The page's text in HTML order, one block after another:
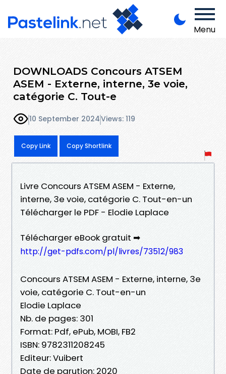
Menu
DOWNLOADS Concours ATSEM
ASEM - Externe, interne, 3e voie,
catégorie C. Tout-e
10 September 2024Views: 119
Copy Link Copy Shortlink
Livre Concours ATSEM ASEM - Externe,
interne, 3e voie, catégorie C. Tout-en-un
Télécharger le PDF - Elodie Laplace
Télécharger eBook gratuit ➡
http://get-pdfs.com/pl/livres/73512/983
Concours ATSEM ASEM - Externe, interne, 3e
voie, catégorie C. Tout-en-un
Elodie Laplace
Nb. de pages: 301
Format: Pdf, ePub, MOBI, FB2
ISBN: 9782311208245
Editeur: Vuibert
Date de parution: 2020